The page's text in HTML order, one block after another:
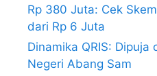
Rp 380 Juta: Cek
dari Rp 6 Juta
Dinamika QRIS: Dipuja
Negeri Abang Sam